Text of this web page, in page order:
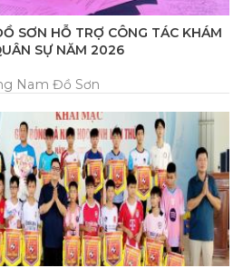
SƠN HỖ TRỢ CÔNG TÁC KHÁM
SỰ NĂM 2026
Nam Đồ Sơn